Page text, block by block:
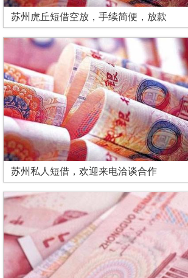
苏州虎丘短借空放，手续简便，放款
苏州私人短借，欢迎来电洽谈合作